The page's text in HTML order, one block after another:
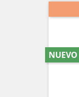
NUEVO